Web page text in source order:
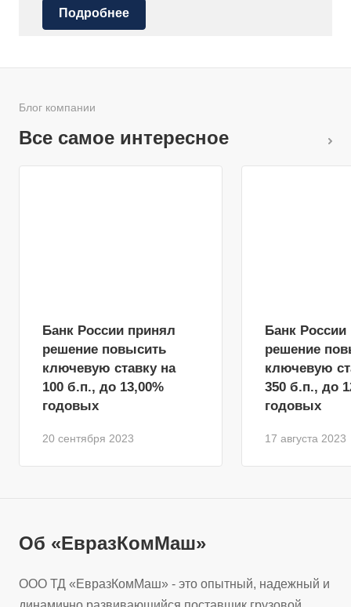
Подробнее
Блог компании
Все самое интересное
20 сентября 2023
Банк России принял
решение повысить
ключевую ставку на
100 б.п., до 13,00%
годовых
17 августа 2023
Банк России
решение
ключевую
350 б.п., до
годовых
Об «ЕвразКомМаш»
ООО ТД «ЕвразКомМаш» - это опытный, надежный и